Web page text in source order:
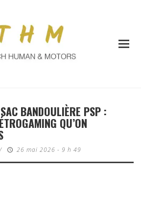
BANDOULIÈRE PSP :
QU’ON
26 mai 2026 - 9 h 49